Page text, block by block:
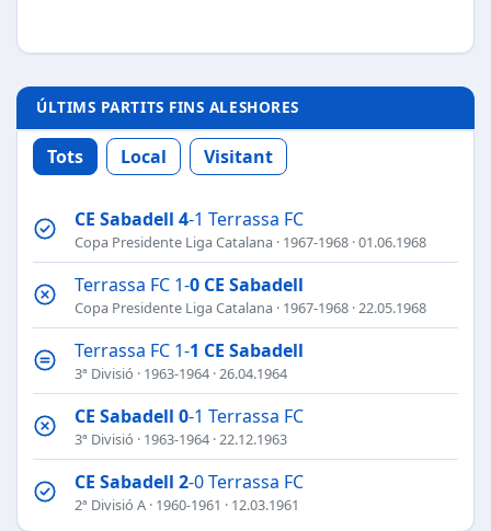
ÚLTIMS PARTITS FINS ALESHORES
Tots Local Visitant
CE Sabadell 4-1 Terrassa FC
Copa Presidente Liga Catalana · 1967-1968 · 01.06.1968
Terrassa FC 1-0 CE Sabadell
Copa Presidente Liga Catalana · 1967-1968 · 22.05.1968
Terrassa FC 1-1 CE Sabadell
3ª Divisió · 1963-1964 · 26.04.1964
CE Sabadell 0-1 Terrassa FC
3ª Divisió · 1963-1964 · 22.12.1963
CE Sabadell 2-0 Terrassa FC
2ª Divisió A · 1960-1961 · 12.03.1961